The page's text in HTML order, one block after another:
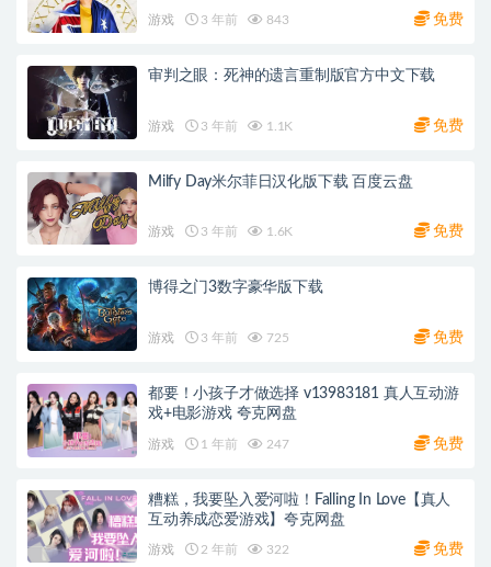
游戏 3 年前 843 免费
审判之眼：死神的遗言重制版官方中文下载
游戏 3 年前 1.1K 免费
Milfy Day米尔菲日汉化版下载 百度云盘
游戏 3 年前 1.6K 免费
博得之门3数字豪华版下载
游戏 3 年前 725 免费
都要！小孩子才做选择 v13983181 真人互动游
戏+电影游戏 夸克网盘
游戏 1 年前 247 免费
糟糕，我要坠入爱河啦！Falling In Love【真人
互动养成恋爱游戏】夸克网盘
游戏 2 年前 322 免费